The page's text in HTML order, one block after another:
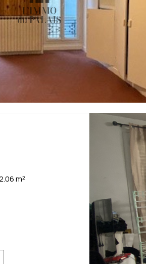
Appartement 1 pièce(s) 22.06 m²